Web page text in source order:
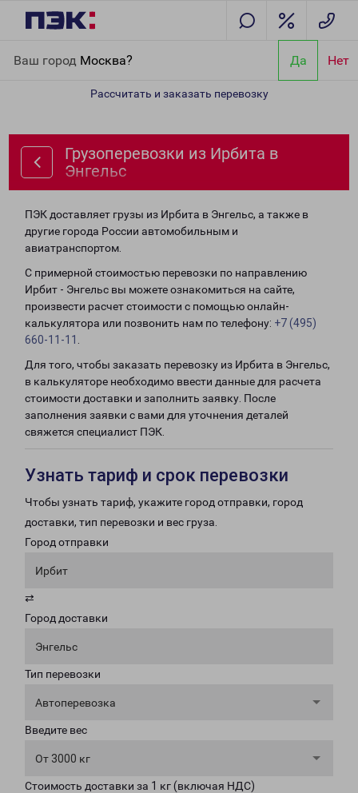
Ваш город Москва? Да Нет
Рассчитать и заказать перевозку
Грузоперевозки из Ирбита в
Энгельс
ПЭК доставляет грузы из Ирбита в Энгельс, а также в
другие города России автомобильным и
авиатранспортом.
С примерной стоимостью перевозки по направлению
Ирбит - Энгельс вы можете ознакомиться на сайте,
произвести расчет стоимости с помощью онлайн-
калькулятора или позвонить нам по телефону: +7 (495)
660-11-11
Для того, чтобы заказать перевозку из Ирбита в Энгельс,
в калькуляторе необходимо ввести данные для расчета
стоимости доставки и заполнить заявку. После
заполнения заявки с вами для уточнения деталей
свяжется специалист ПЭК.
Узнать тариф и срок перевозки
Чтобы узнать тариф, укажите город отправки, город
доставки, тип перевозки и вес груза.
Город отправки
Ирбит
⇄
Город доставки
Энгельс
Тип перевозки
Автоперевозка
Введите вес
От 3000 кг
Стоимость доставки за 1 кг (включая НДС)